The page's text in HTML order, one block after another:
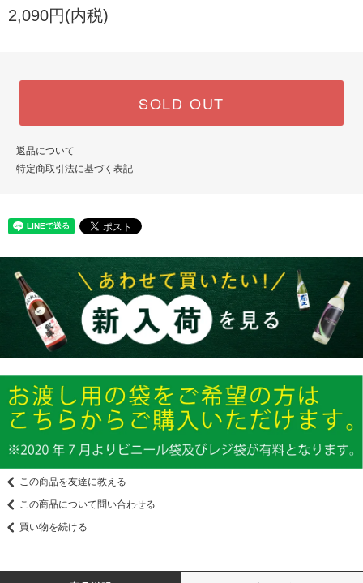
2,090円(内税)
SOLD OUT
返品について
特定商取引法に基づく表記
この商品を友達に教える
この商品について問い合わせる
買い物を続ける